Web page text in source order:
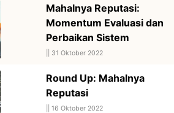
Mahalnya Reputasi:
Momentum Evaluasi dan
Perbaikan Sistem
31 Oktober 2022
Round Up: Mahalnya
Reputasi
16 Oktober 2022